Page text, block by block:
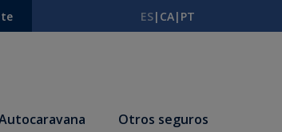
ES| CA| PT
Otros seguros